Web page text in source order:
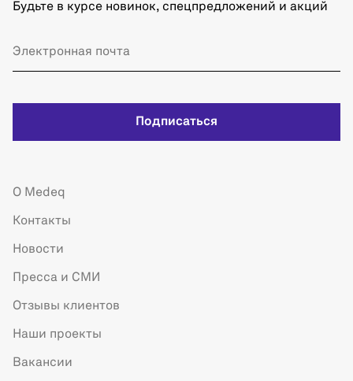
Будьте в курсе новинок, спецпредложений и акций
Подписаться
О Medeq
Контакты
Новости
Пресса и СМИ
Отзывы клиентов
Наши проекты
Вакансии